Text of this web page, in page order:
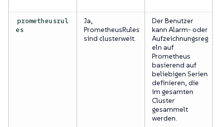
prometheusrul
es
Ja,
PrometheusRules
sind clusterweit.
Der Benutzer
kann Alarm- oder
Aufzeichnungsreg
eln auf
Prometheus
basierend auf
beliebigen Serien
definieren, die
im gesamten
Cluster
gesammelt
werden.